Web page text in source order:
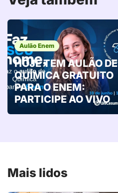
Aulão Enem
HOJE TEM AULÃO DE
QUÍMICA GRATUITO
PARA O ENEM:
PARTICIPE AO VIVO
Mais lidos